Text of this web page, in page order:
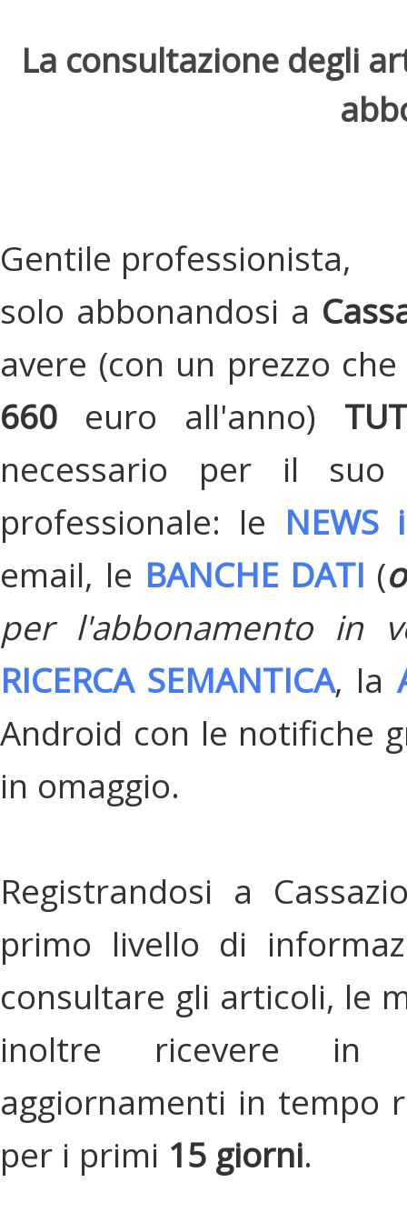
La consultazione degli
Gentile professionista,
solo abbonandosi a
avere (con un prezzo
660 euro all'anno)
necessario per il suo
professionale: le
email, le BANCHE DATI (
per l'abbonamento in
RICERCA SEMANTICA, la
Android con le notifiche
in omaggio.
Registrandosi a
primo livello di
consultare gli articoli, le
inoltre ricevere in
aggiornamenti in tempo
per i primi 15 giorni.